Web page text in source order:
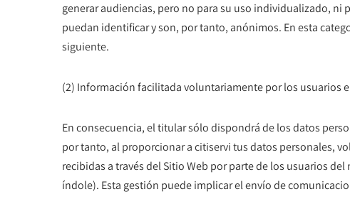
generar audiencias, pero no para su uso individualizado, ni
puedan identificar y son, por tanto, anónimos. En esta
siguiente.
(2) Información facilitada voluntariamente por los usuarios
En consecuencia, el titular sólo dispondrá de los datos
por tanto, al proporcionar a citiservi tus datos personales,
recibidas a través del Sitio Web por parte de los usuarios
índole). Esta gestión puede implicar el envío de